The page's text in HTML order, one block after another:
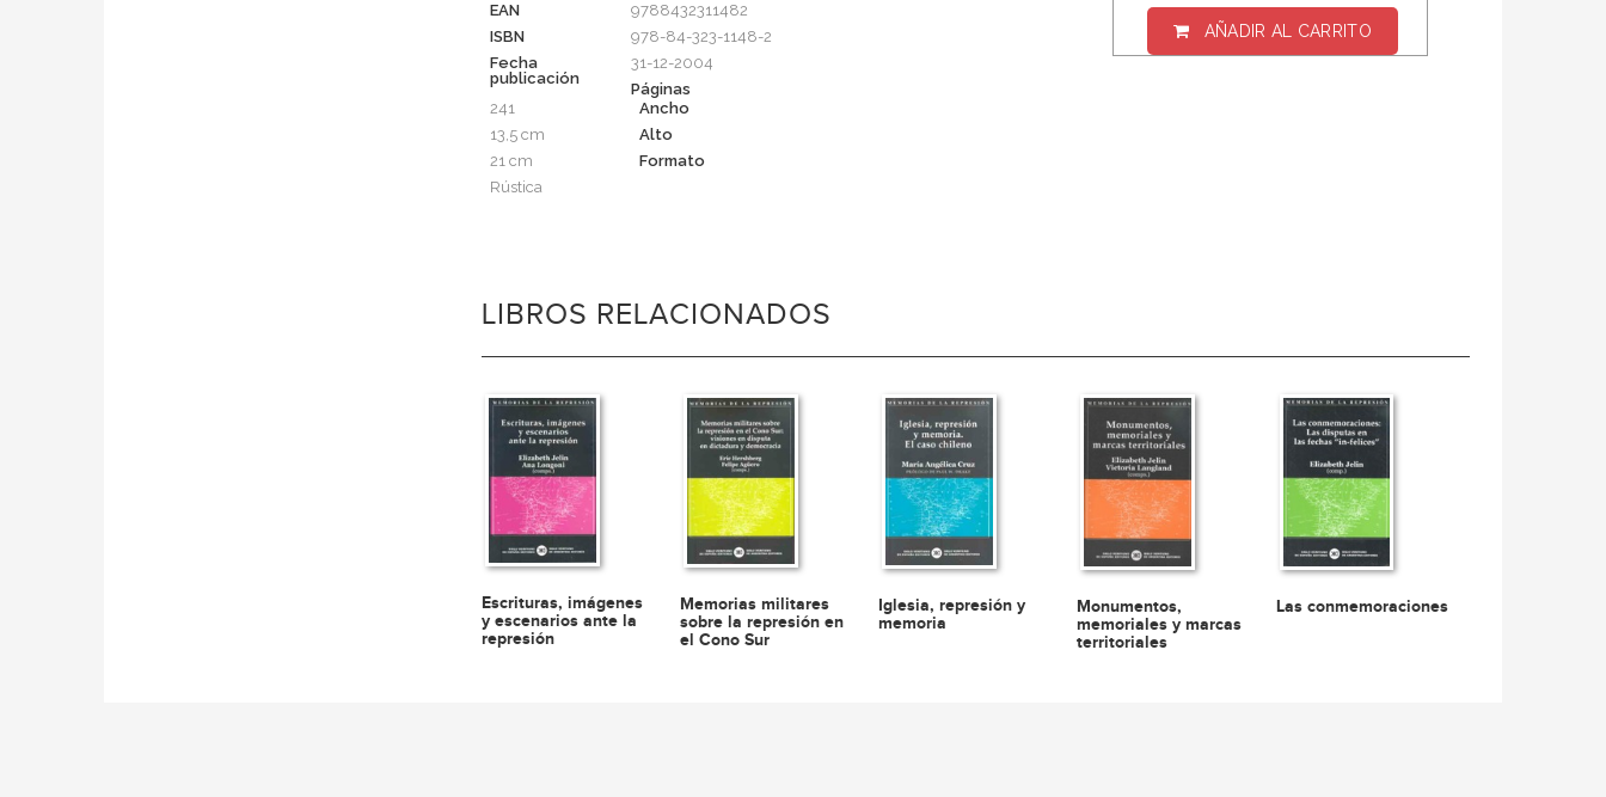
EAN
9788432311482
ISBN
978-84-323-1148-2
Fecha
publicación
31-12-2004
Páginas
241
Ancho
13,5 cm
Alto
21 cm
Formato
Rústica
AÑADIR AL CARRITO
LIBROS RELACIONADOS
Escrituras, imágenes
y escenarios ante la
represión
Memorias militares
sobre la represión en
el Cono Sur
Iglesia, represión y
memoria
Monumentos,
memoriales y marcas
territoriales
Las conmemoraciones